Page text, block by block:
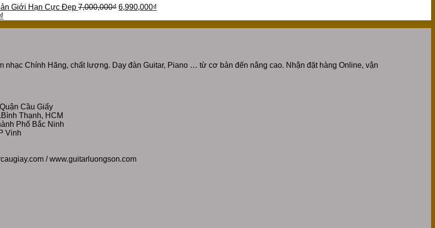
Giới Hạn Cực Đẹp 7,000,000₫ 6,990,000₫
₫
nhạc Chính Hãng, chất lượng. Dạy đàn Guitar, Piano … từ cơ bản đến nâng cao. Nhận đặt hàng Online, vận
Cầu Giấy
Thạnh, HCM
Phố Bắc Ninh
Vinh
/ www.guitarluongson.com